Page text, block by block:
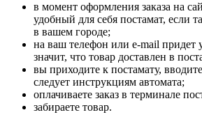
в момент оформления заказа на
удобный для себя постамат, если
в вашем городе;
на ваш телефон или e-mail придет
значит, что товар доставлен в
вы приходите к постамату,
следует инструкциям автомата;
оплачиваете заказ в терминале
забираете товар.